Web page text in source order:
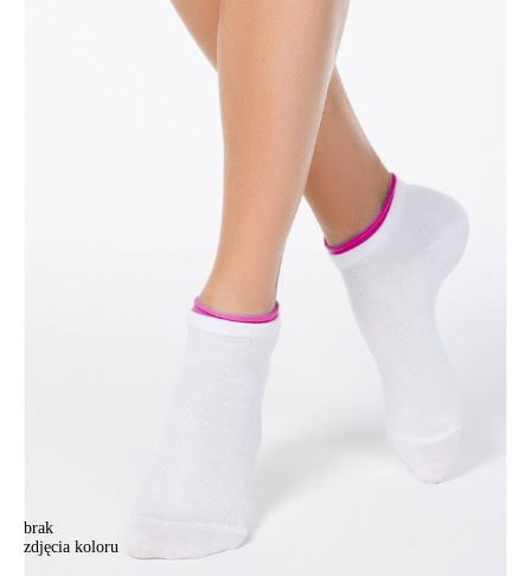
brak
zdjęcia koloru
Skarpety damskie bawełniane ACTIVE (dekoracyjna gumka)